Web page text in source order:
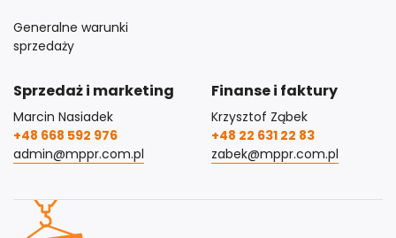
Generalne warunki
sprzedaży
Sprzedaż i marketing
Marcin Nasiadek
+48 668 592 976
admin@mppr.com.pl
Finanse i faktury
Krzysztof Ząbek
+48 22 631 22 83
zabek@mppr.com.pl